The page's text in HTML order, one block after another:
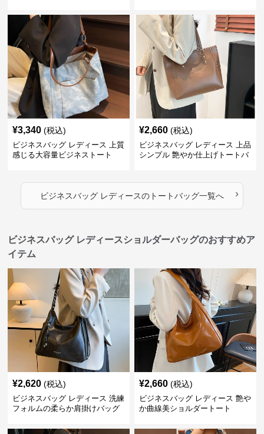
¥3,340 (税込)
ビジネスバッグ レディース 上質
感じる大容量ビジネストート
¥2,660 (税込)
ビジネスバッグ レディース 上品
シンプル 艶やか仕上げトートバ
ビジネスバッグ レディースのトートバッグ一覧へ ›
ビジネスバッグ レディースショルダーバッグのおすすめア
イテム
¥2,620 (税込)
ビジネスバッグ レディース 洗練
フォルムの柔らか肩掛けバッグ
¥2,660 (税込)
ビジネスバッグ レディース 艶や
か曲線美ショルダートート